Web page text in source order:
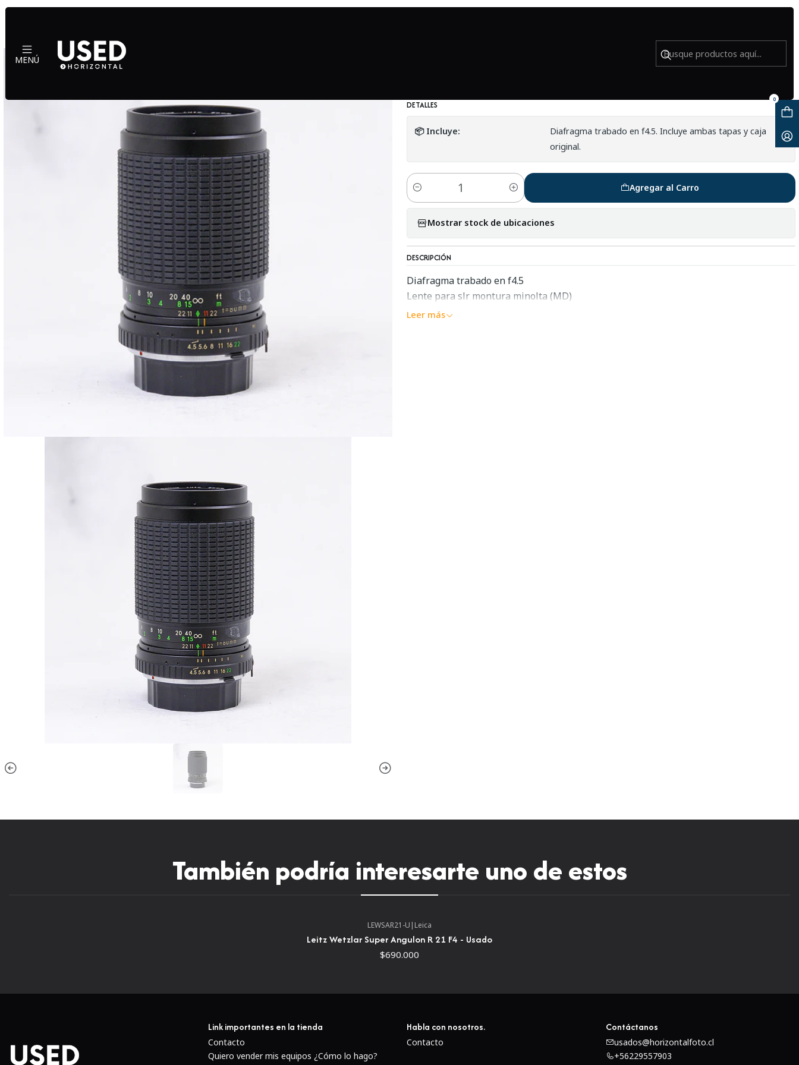
MENÚ
0
Starblitz 80-200mm F4.5-5.5 montura Minolta MD -
DETALLES
📦 Incluye:
Diafragma trabado en f4.5. Incluye ambas tapas y caja
original.
Cantidad
Agregar al Carro
Mostrar stock de ubicaciones
DESCRIPCIÓN
Diafragma trabado en f4.5
Lente para slr montura minolta (MD)
Leer más
También podría interesarte uno de estos
LEWSAR21-U | Leica
Leitz Wetzlar Super Angulon R 21 F4 - Usado
$690.000
Link importantes en la tienda
Contacto
Quiero vender mis equipos ¿Cómo lo hago?
Habla con nosotros.
Contacto
Contáctanos
usados@horizontalfoto.cl
+56229557903